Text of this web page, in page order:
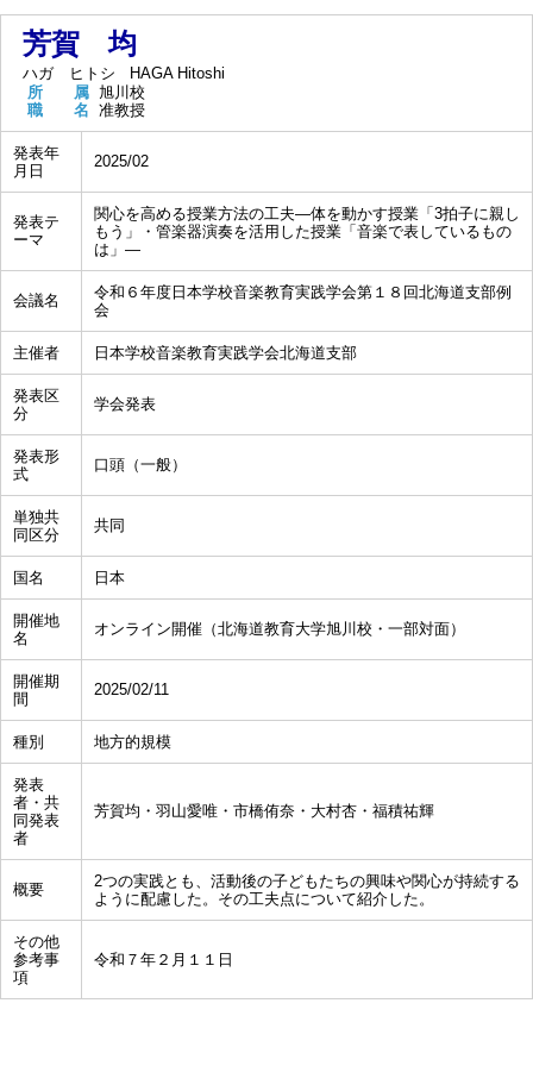
芳賀 均
ハガ ヒトシ
HAGA Hitoshi
所 属 旭川校
職 名 准教授
発表年
月日
2025/02
発表テ
ーマ
関心を高める授業方法の工夫―体を動かす授業「3拍子に親し
もう」・管楽器演奏を活用した授業「音楽で表しているもの
は」―
会議名
令和６年度日本学校音楽教育実践学会第１８回北海道支部例
会
主催者 日本学校音楽教育実践学会北海道支部
発表区
分
学会発表
発表形
式
口頭（一般）
単独共
同区分
共同
国名 日本
開催地
名
オンライン開催（北海道教育大学旭川校・一部対面）
開催期
間
2025/02/11
種別 地方的規模
発表
者・共
同発表
者
芳賀均・羽山愛唯・市橋侑奈・大村杏・福積祐輝
概要
2つの実践とも、活動後の子どもたちの興味や関心が持続する
ように配慮した。その工夫点について紹介した。
その他
参考事
項
令和７年２月１１日